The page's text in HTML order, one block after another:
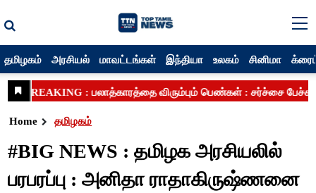
தமிழகம் அரசியல் மாவட்டங்கள் இந்தியா உலகம் சினிமா
Home தமிழகம்
#BIG NEWS : தமிழக அரசியலில்
பரபரப்பு : அனிதா ராதாகிருஷ்ணனை